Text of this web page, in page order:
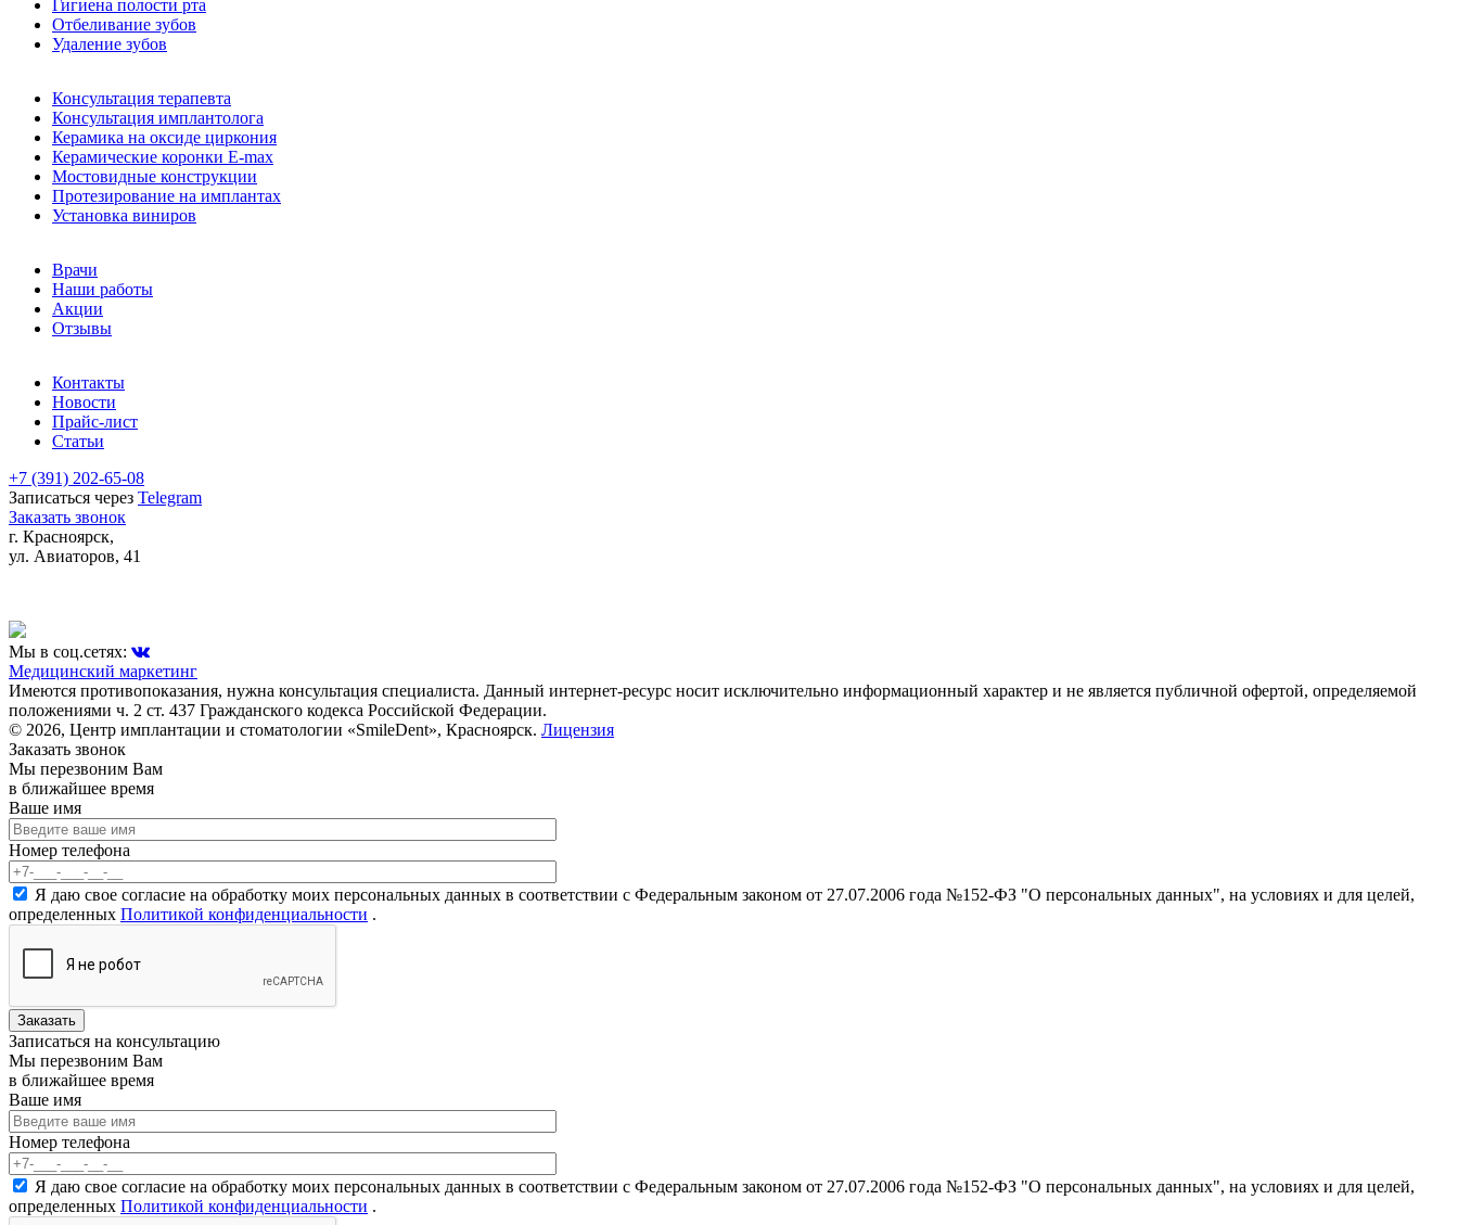
Гигиена полости рта
Отбеливание зубов
Удаление зубов
Консультация терапевта
Консультация имплантолога
Керамика на оксиде циркония
Керамические коронки E-max
Мостовидные конструкции
Протезирование на имплантах
Установка виниров
Врачи
Наши работы
Акции
Отзывы
Контакты
Новости
Прайс-лист
Статьи
+7 (391) 202-65-08
Записаться через Telegram
Заказать звонок
г. Красноярск,
ул. Авиаторов, 41
Мы в соц.сетях:
Медицинский маркетинг
Имеются противопоказания, нужна консультация специалиста. Данный интернет-ресурс носит исключительно информационный характер и не является публичной офертой, определяемой
положениями ч. 2 ст. 437 Гражданского кодекса Российской Федерации.
© 2026, Центр имплантации и стоматологии «SmileDent», Красноярск. Лицензия
Заказать звонок
Мы перезвоним Вам
в ближайшее время
Ваше имя
Ваше имя
Номер телефона
Номер телефона
Согласие на обработку персональных данных*
Я даю свое согласие на обработку моих персональных данных в соответствии с Федеральным законом от 27.07.2006 года №152-ФЗ "О персональных данных", на условиях и для целей,
определенных Политикой конфиденциальности .
Записаться на консультацию
Мы перезвоним Вам
в ближайшее время
Ваше имя
Ваше имя
Номер телефона
Номер телефона
Согласие на обработку персональных данных*
Я даю свое согласие на обработку моих персональных данных в соответствии с Федеральным законом от 27.07.2006 года №152-ФЗ "О персональных данных", на условиях и для целей,
определенных Политикой конфиденциальности .